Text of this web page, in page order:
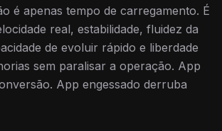
é apenas tempo de carregamento. É
real, estabilidade, fluidez da
de evoluir rápido e liberdade
sem paralisar a operação. App
App engessado derruba